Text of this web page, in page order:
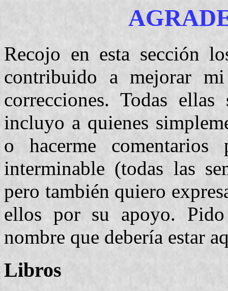
Recojo en esta sección
contribuido a mejorar
correcciones. Todas
incluyo a quienes
o hacerme
interminable (todas las
pero también quiero
ellos por su apoyo.
nombre que debería estar
Libros